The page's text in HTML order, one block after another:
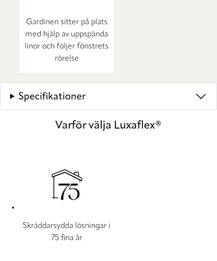
Gardinen sitter på plats
med hjälp av uppspända
linor och följer fönstrets
rörelse
Specifikationer
Varför välja Luxaflex®
Skräddarsydda lösningar i
75 fina år